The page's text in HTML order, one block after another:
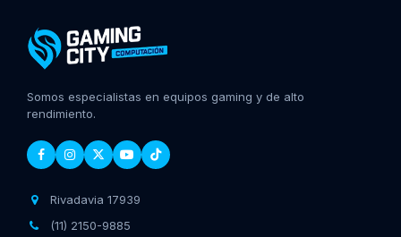
Somos especialistas en equipos gaming y de alto
rendimiento.
Rivadavia 17939
(11) 2150-9885